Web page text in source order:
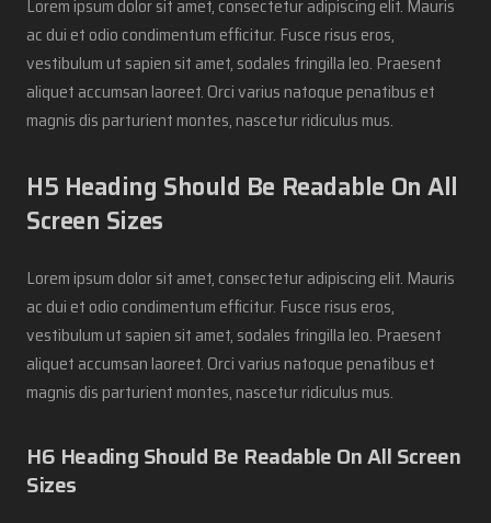
Lorem ipsum dolor sit amet, consectetur adipiscing elit. Mauris
ac dui et odio condimentum efficitur. Fusce risus eros,
vestibulum ut sapien sit amet, sodales fringilla leo. Praesent
aliquet accumsan laoreet. Orci varius natoque penatibus et
magnis dis parturient montes, nascetur ridiculus mus.
H5 Heading Should Be Readable On All
Screen Sizes
Lorem ipsum dolor sit amet, consectetur adipiscing elit. Mauris
ac dui et odio condimentum efficitur. Fusce risus eros,
vestibulum ut sapien sit amet, sodales fringilla leo. Praesent
aliquet accumsan laoreet. Orci varius natoque penatibus et
magnis dis parturient montes, nascetur ridiculus mus.
H6 Heading Should Be Readable On All Screen
Sizes